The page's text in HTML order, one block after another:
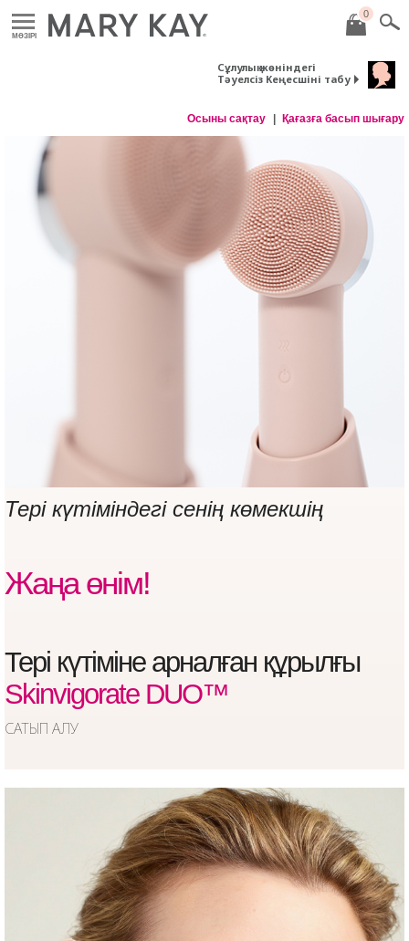
MӘЗІРІ
0
Сұлулық жөніндегі
Тәуелсіз Кеңесшіні табу
Осыны сақтау Қағазға басып шығару
Терi күтіміндегі сенің көмекшің
Жаңа өнім!
Тері күтіміне арналған құрылғы
Skinvigorate DUO™
САТЫП АЛУ